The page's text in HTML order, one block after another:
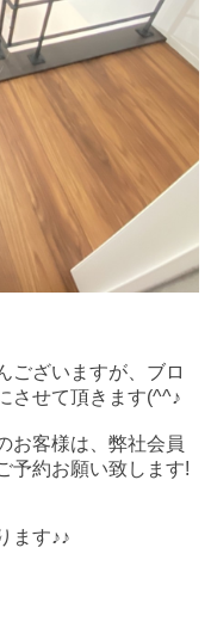
ございますが、ブロ
させて頂きます(^^♪
お客様は、弊社会員
予約お願い致します!
ます♪♪